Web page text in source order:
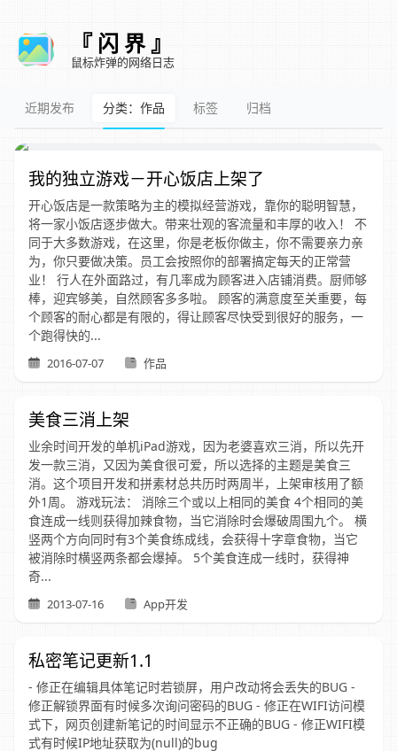
『 闪 界 』
鼠标炸弹的网络日志
近期发布 分类：作品 标签 归档
我的独立游戏－开心饭店上架了
开心饭店是一款策略为主的模拟经营游戏，靠你的聪明智慧，
将一家小饭店逐步做大。带来壮观的客流量和丰厚的收入！ 不
同于大多数游戏，在这里，你是老板你做主，你不需要亲力亲
为，你只要做决策。员工会按照你的部署搞定每天的正常营
业！ 行人在外面路过，有几率成为顾客进入店铺消费。厨师够
棒，迎宾够美，自然顾客多多啦。 顾客的满意度至关重要，每
个顾客的耐心都是有限的，得让顾客尽快受到很好的服务，一
个跑得快的...
2016-07-07 作品
美食三消上架
业余时间开发的单机iPad游戏，因为老婆喜欢三消，所以先开
发一款三消，又因为美食很可爱，所以选择的主题是美食三
消。这个项目开发和拼素材总共历时两周半，上架审核用了额
外1周。 游戏玩法： 消除三个或以上相同的美食 4个相同的美
食连成一线则获得加辣食物，当它消除时会爆破周围九个。 横
竖两个方向同时有3个美食练成线，会获得十字章食物，当它
被消除时横竖两条都会爆掉。 5个美食连成一线时，获得神
奇...
2013-07-16 App开发
私密笔记更新1.1
- 修正在编辑具体笔记时若锁屏，用户改动将会丢失的BUG -
修正解锁界面有时候多次询问密码的BUG - 修正在WIFI访问模
式下，网页创建新笔记的时间显示不正确的BUG - 修正WIFI模
式有时候IP地址获取为(null)的bug